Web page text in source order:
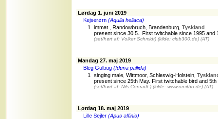
Lørdag 1. juni 2019
Kejserørn (Aquila heliaca)
1
immat., Randowbruch, Brandenburg, Tyskland
present since 30.5.. First twitchable since 1995
(set/hørt af: Volker Schmidt) (kilde: club300.de) (AT)
Mandag 27. maj 2019
Bleg Gulbug (Iduna pallida)
1
singing male, Wittmoor, Schleswig-Holstein,
present since 25th May. First twitchable bird and
(set/hørt af: Nils Conradt ) (kilde: www.ornitho.de) (AT)
Lørdag 18. maj 2019
Lille Sejler (Apus affinis)